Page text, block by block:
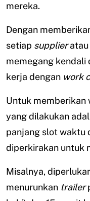
mereka.
Dengan
setiap supplieratau
memegang kendali
kerja dengan work
Untuk memberikan
yang dilakukan
panjang slot waktu
diperkirakan untuk
Misalnya,
menurunkan trailer